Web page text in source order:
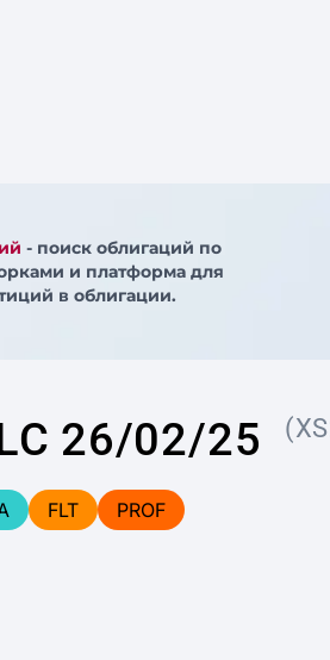
- поиск облигаций по
и платформа для
в облигации.
26/02/25
FLT PROF